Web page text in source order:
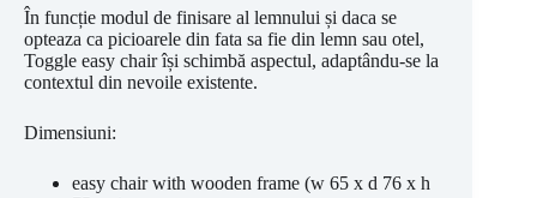
În funcție modul de finisare al lemnului și daca se
opteaza ca picioarele din fata sa fie din lemn sau otel,
Toggle easy chair își schimbă aspectul, adaptându-se la
contextul din nevoile existente.
Dimensiuni:
easy chair with wooden frame (w 65 x d 76 x h